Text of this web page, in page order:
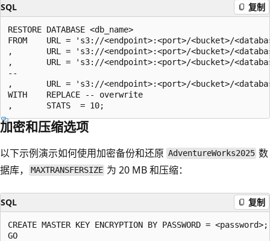
SQL 复制
RESTORE DATABASE <db_name>
FROM    URL = 's3://<endpoint>:<port>/<bucket>/
,       URL = 's3://<endpoint>:<port>/<bucket>/
,       URL = 's3://<endpoint>:<port>/<bucket>/
--
,       URL = 's3://<endpoint>:<port>/<bucket>/
WITH    REPLACE -- overwrite
加密和压缩选项
以下示例演示如何使用加密备份和还原 AdventureWorks2025 数
据库，
MAXTRANSFERSIZE 为 20 MB 和压缩：
SQL 复制
CREATE MASTER KEY ENCRYPTION BY PASSWORD = <password>;
GO